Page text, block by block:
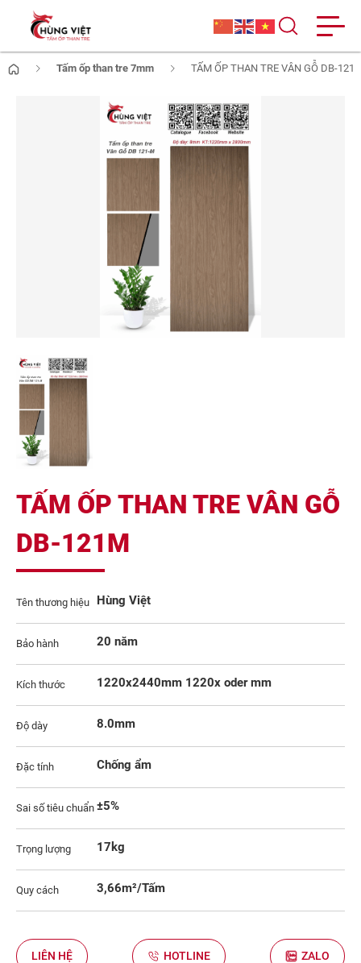
Tấm ốp than tre 7mm TẤM ỐP THAN TRE VÂN GỖ DB-
TẤM ỐP THAN TRE VÂN GỖ
DB-121M
Tên thương hiệu Hùng Việt
Bảo hành 20 năm
Kích thước 1220x2440mm 1220x oder mm
Độ dày 8.0mm
Đặc tính Chống ẩm
Sai số tiêu chuẩn ±5%
Trọng lượng 17kg
Quy cách 3,66m²/Tấm
LIÊN HỆ HOTLINE ZALO